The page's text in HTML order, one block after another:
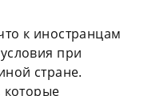
к иностранцам
при
стране.
которые